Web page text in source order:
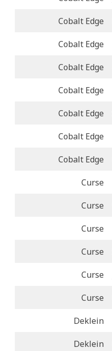
Cobalt Edge
Cobalt Edge
Cobalt Edge
Cobalt Edge
Cobalt Edge
Cobalt Edge
Cobalt Edge
Curse
Curse
Curse
Curse
Curse
Curse
Deklein
Deklein